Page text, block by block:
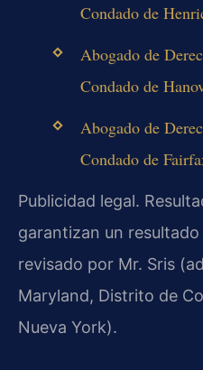
Condado de
Abogado de
Condado de
Abogado de
Condado de
Publicidad legal.
garantizan un
revisado por Mr. Sris
Maryland, Distrito de
Nueva York).